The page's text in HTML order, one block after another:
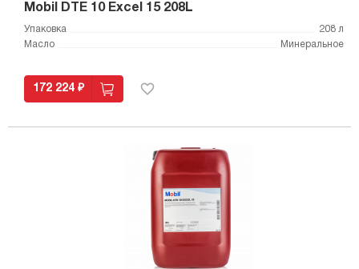
Mobil DTE 10 Excel 15 208L
Упаковка
208 л
Масло
Минеральное
172 224 ₽